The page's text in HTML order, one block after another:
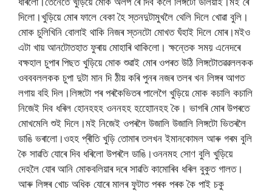
দিলো।খুড়িয়ে মোৰ ফালে বেকা হৈ স্তনদুটামুখলৈ থেলি দিলে খোৱা বুলি।
মোক চুলিখিনি বোলাই থাকি নিজৰ স্তনটো মোখত ঘঁহাই দিলে মোৰ।মইও
এটা খায় আনটোতহাত ফুৰায় মোহাৰি থাকিলো। ক্ষন্তেক সময় এনেদৰে
বক্ষহাল চুপাৰ পিছত খুড়িয়ে মোক শুৱাই মোৰ ওপৰত উঠি লিঙ্গটোতৱৱললকক
ওবববললকক চুপা দুটা মান দি ঠীয় কৰি পুনৰ নজৰ তলৰ খন লিঙ্গৰ আগত
লগায় বহি দিল।লিঙ্গটো পৰ পৰকৈভিতৰ পালেগৈ খুড়িয়ে মোক কচালি কচালি
নিজেই দিব ধৰিল হোনহহহ ওননহহ হহোোনহহ কৈ। ভাগৰি মোৰ উপৰতে
মোখমেলি শুই দিলে।মই নিজেই ওপৰলৈ উজালি উজালি লিঙ্গটো ভিতৰলৈ
ডাঙি ভৰালো।ওহহ প্ৰীতি খুড়ি তোমাৰ তলখন ইমানকোমল আৰু গৰম বুলি
কৈ সাৱতি যোৰে দিব ধৰিলো উপৰলৈ ডাঙি।ওননমহ সোণ বুলি খুড়িয়ে
দেহলৈ যোৰ আনি মোকবলিয়াৰ দৰে সাৱতি কামোৰিব ধৰিল বুকুত গালত।
আৰু লিঙ্গৰ খোচ অধিক যোৰে মালৰ ফুটাত পৰক পৰক কৈ পাই চকু